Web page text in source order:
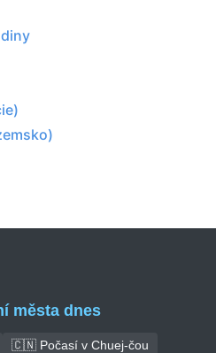
města dnes
🇨🇳 Počasí v Chuej-čou